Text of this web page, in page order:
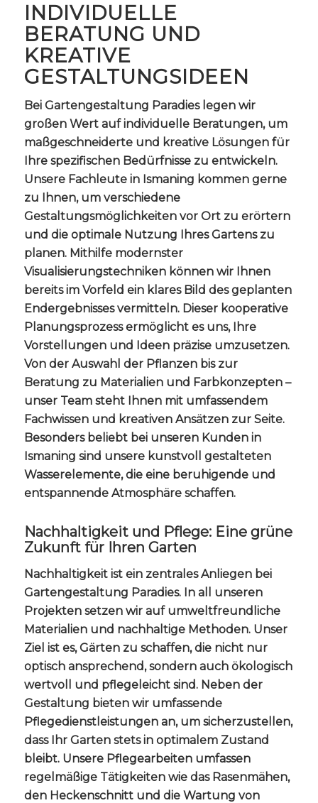
INDIVIDUELLE
BERATUNG UND
KREATIVE
GESTALTUNGSIDEEN
Bei Gartengestaltung Paradies legen wir
großen Wert auf individuelle Beratungen, um
maßgeschneiderte und kreative Lösungen für
Ihre spezifischen Bedürfnisse zu entwickeln.
Unsere Fachleute in Ismaning kommen gerne
zu Ihnen, um verschiedene
Gestaltungsmöglichkeiten vor Ort zu erörtern
und die optimale Nutzung Ihres Gartens zu
planen. Mithilfe modernster
Visualisierungstechniken können wir Ihnen
bereits im Vorfeld ein klares Bild des geplanten
Endergebnisses vermitteln. Dieser kooperative
Planungsprozess ermöglicht es uns, Ihre
Vorstellungen und Ideen präzise umzusetzen.
Von der Auswahl der Pflanzen bis zur
Beratung zu Materialien und Farbkonzepten –
unser Team steht Ihnen mit umfassendem
Fachwissen und kreativen Ansätzen zur Seite.
Besonders beliebt bei unseren Kunden in
Ismaning sind unsere kunstvoll gestalteten
Wasserelemente, die eine beruhigende und
entspannende Atmosphäre schaffen.
Nachhaltigkeit und Pflege: Eine grüne
Zukunft für Ihren Garten
Nachhaltigkeit ist ein zentrales Anliegen bei
Gartengestaltung Paradies. In all unseren
Projekten setzen wir auf umweltfreundliche
Materialien und nachhaltige Methoden. Unser
Ziel ist es, Gärten zu schaffen, die nicht nur
optisch ansprechend, sondern auch ökologisch
wertvoll und pflegeleicht sind. Neben der
Gestaltung bieten wir umfassende
Pflegedienstleistungen an, um sicherzustellen,
dass Ihr Garten stets in optimalem Zustand
bleibt. Unsere Pflegearbeiten umfassen
regelmäßige Tätigkeiten wie das Rasenmähen,
den Heckenschnitt und die Wartung von